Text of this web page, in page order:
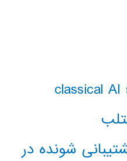
شونده در